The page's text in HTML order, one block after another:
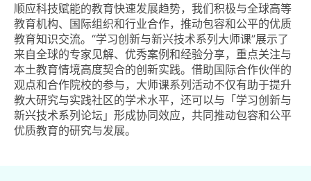
顺应科技赋能的教育快速发展趋势，我们积极与全球高等
教育机构、国际组织和行业合作，推动包容和公平的优质
教育知识交流。“学习创新与新兴技术系列大师课”展示了
来自全球的专家见解、优秀案例和经验分享，重点关注与
本土教育情境高度契合的创新实践。借助国际合作伙伴的
观点和合作院校的参与，大师课系列活动不仅有助于提升
教大研究与实践社区的学术水平，还可以与「学习创新与
新兴技术系列论坛」形成协同效应，共同推动包容和公平
优质教育的研究与发展。